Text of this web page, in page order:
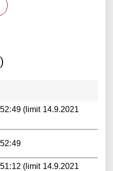
(limit 14.9.2021
(limit 14.9.2021